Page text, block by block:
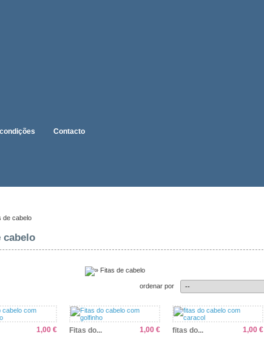
Contacto
de cabelo
cabelo
ordenar por
1,00 € Fitas do... 1,00 € fitas do... 1,00 €